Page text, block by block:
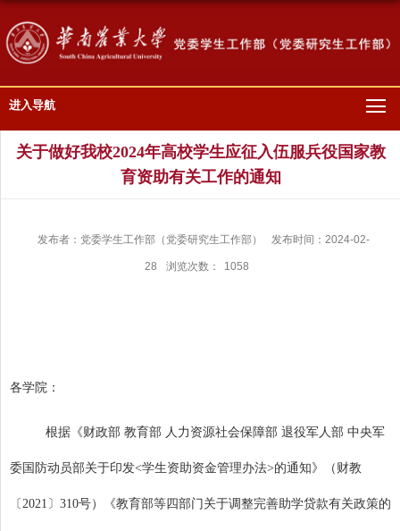
进入导航
关于做好我校2024年高校学生应征入伍服兵役国家教
育资助有关工作的通知
发布者：党委学生工作部（党委研究生工作部） 发布时间：2024-02-
28 浏览次数： 1058
各学院：
根据《财政部 教育部 人力资源社会保障部 退役军人部 中央军
委国防动员部关于印发<学生资助资金管理办法>的通知》（财教
〔 2021 〕 310号）《教育部等四部门关于调整完善助学贷款有关政策的